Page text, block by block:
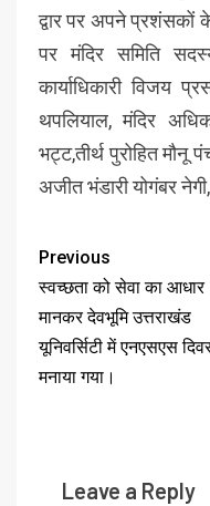
द्वार पर अपने प्रशंसकों
पर मंदिर समिति
कार्याधिकारी विजय
थपलियाल, मंदिर
भट्ट,तीर्थ पुरोहित मौनू
अजीत भंडारी योगंबर
Previous
स्वच्छता को सेवा का आधार
मानकर देवभूमि उत्तराखंड
यूनिवर्सिटी में एनएसएस
मनाया गया।
Leave a Reply